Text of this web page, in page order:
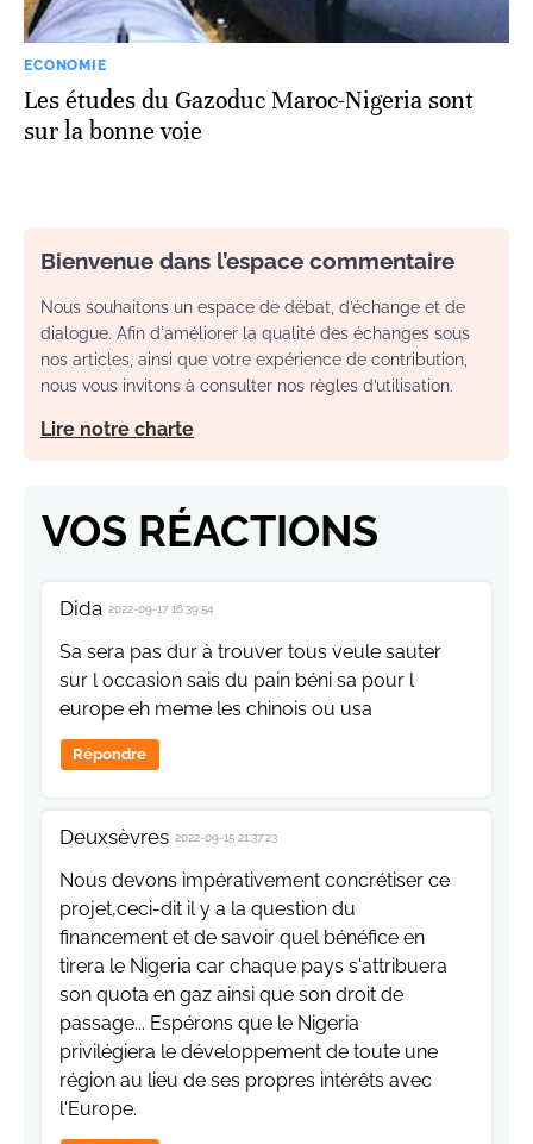
ECONOMIE
Les études du Gazoduc Maroc-Nigeria sont
sur la bonne voie
Bienvenue dans l’espace commentaire
Nous souhaitons un espace de débat, d’échange et de
dialogue. Afin d'améliorer la qualité des échanges sous
nos articles, ainsi que votre expérience de contribution,
nous vous invitons à consulter nos règles d’utilisation.
Lire notre charte
VOS RÉACTIONS
Dida 2022-09-17 16:39:54
Sa sera pas dur à trouver tous veule sauter
sur l occasion sais du pain béni sa pour l
europe eh meme les chinois ou usa
Répondre
Deuxsèvres 2022-09-15 21:37:23
Nous devons impérativement concrétiser ce
projet,ceci-dit il y a la question du
financement et de savoir quel bénéfice en
tirera le Nigeria car chaque pays s'attribuera
son quota en gaz ainsi que son droit de
passage... Espérons que le Nigeria
privilégiera le développement de toute une
région au lieu de ses propres intérêts avec
l'Europe.